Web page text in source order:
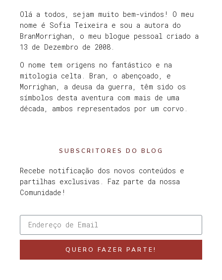
Olá a todos, sejam muito bem-vindos! O meu
nome é Sofia Teixeira e sou a autora do
BranMorrighan, o meu blogue pessoal criado a
13 de Dezembro de 2008.
O nome tem origens no fantástico e na
mitologia celta. Bran, o abençoado, e
Morrighan, a deusa da guerra, têm sido os
símbolos desta aventura com mais de uma
década, ambos representados por um corvo.
SUBSCRITORES DO BLOG
Recebe notificação dos novos conteúdos e
partilhas exclusivas. Faz parte da nossa
Comunidade!
QUERO FAZER PARTE!